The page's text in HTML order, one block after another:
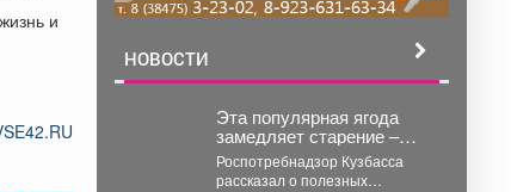
и
НОВОСТИ
Эта популярная ягода
замедляет старение –
кузбассовцам
рассказали неожиданное
Роспотребнадзор Кузбасса
рассказал о полезных